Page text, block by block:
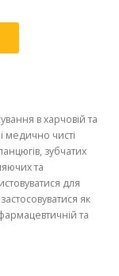
в харчовій та
медично чисті
зубчатих
та
для
як
та